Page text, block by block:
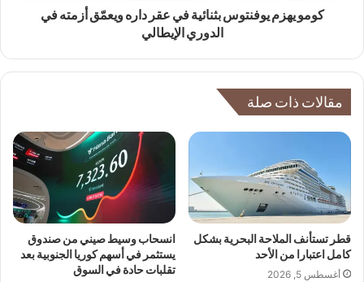
كومو يهزم يوفنتوس بثنائية في عقر داره ويعمّق أزمته في
الدوري الإيطالي
مقالات ذات صلة
قطر تستأنف الملاحة البحرية بشكل
كامل اعتبارا من الأحد
أغسطس 5, 2026
انسحاب وسيط صيني من صندوق
يستثمر في أسهم كوريا الجنوبية بعد
تقلبات حادة في السوق